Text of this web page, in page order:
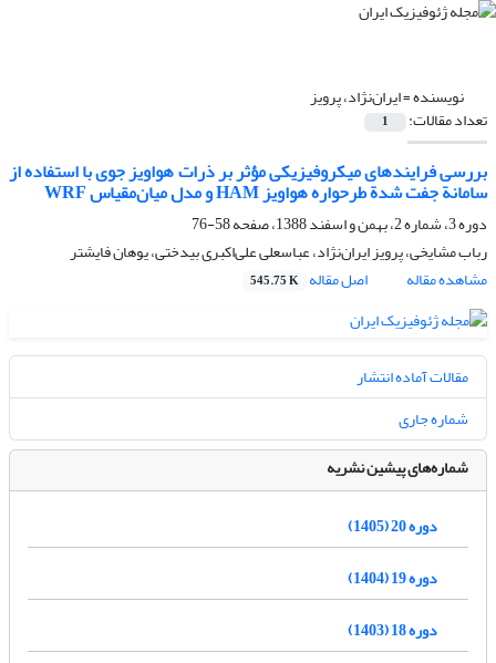
نویسنده =ایران‌‌نژاد، پرویز
تعداد مقالات: 1
بررسی فرایندهای میکروفیزیکی مؤثر بر ذرات هواویز جوی با استفاده از
سامانة جفت‌ شدة طرحواره هواویز HAM و مدل میان‌‌مقیاس WRF
دوره 3، شماره 2، بهمن و اسفند 1388، صفحه
58-76
رباب مشایخی، پرویز ایران‌‌نژاد، عباسعلی علی‌‌اکبری بیدختی، یوهان فایشتر
مشاهده مقاله
اصل مقاله 545.75 K
مقالات آماده انتشار
شماره جاری
شماره‌های پیشین نشریه
دوره 20 (1405)
دوره 19 (1404)
دوره 18 (1403)